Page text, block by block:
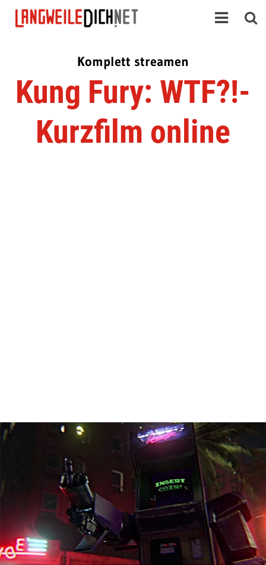
Komplett streamen
Kung Fury: WTF?!-
Kurzfilm online